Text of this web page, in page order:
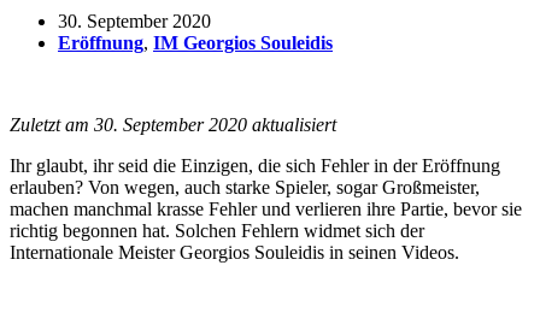
30. September 2020
Eröffnung, IM Georgios Souleidis
Zuletzt am 30. September 2020 aktualisiert
Ihr glaubt, ihr seid die Einzigen, die sich Fehler in der Eröffnung
erlauben? Von wegen, auch starke Spieler, sogar Großmeister,
machen manchmal krasse Fehler und verlieren ihre Partie, bevor sie
richtig begonnen hat. Solchen Fehlern widmet sich der
Internationale Meister Georgios Souleidis in seinen Videos.